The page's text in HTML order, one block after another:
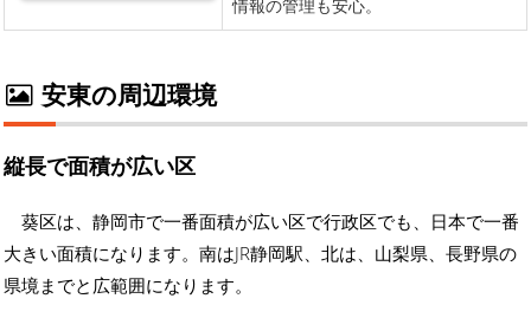
安東の周辺環境
縦長で面積が広い区
葵区は、静岡市で一番面積が広い区で行政区でも、日本で一番
大きい面積になります。南はJR静岡駅、北は、山梨県、長野県の
県境までと広範囲になります。